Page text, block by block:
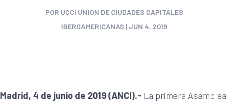
POR UCCI UNIÓN DE CIUDADES CAPITALES
IBEROAMERICANAS | JUN 4, 2019
Madrid, 4 de junio de 2019 (ANCI).- La primera Asamblea